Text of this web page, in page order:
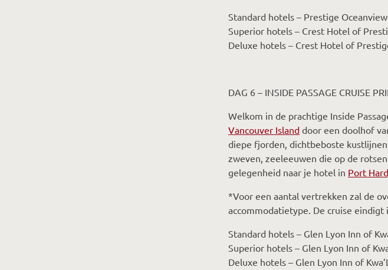
Standard hotels – Prestige
Superior hotels – Crest Hotel of
Deluxe hotels – Crest Hotel of
DAG 6 – INSIDE PASSAGE CRUISE
Welkom in de prachtige Inside
Vancouver Island door een doolhof
diepe fjorden, dichtbeboste
zweven, zeeleeuwen die op de
gelegenheid naar je hotel in Port
*Voor een aantal vertrekken zal de
accommodatietype. De cruise eindigt
Standard hotels – Glen Lyon Inn of
Superior hotels – Glen Lyon Inn of
Deluxe hotels – Glen Lyon Inn of